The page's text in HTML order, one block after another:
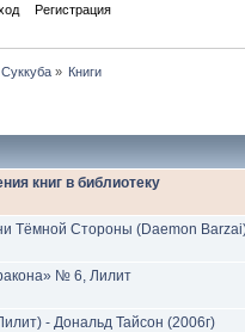
Регистрация
» Книги
книг в библиотеку
Тёмной Стороны (Daemon
№ 6, Лилит
- Дональд Тайсон (2006г)